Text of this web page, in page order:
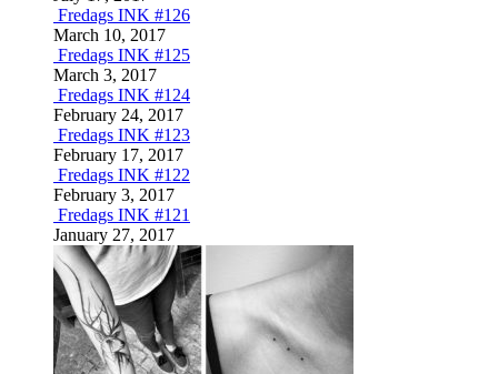
Fredags INK #126
March 10, 2017
Fredags INK #125
March 3, 2017
Fredags INK #124
February 24, 2017
Fredags INK #123
February 17, 2017
Fredags INK #122
February 3, 2017
Fredags INK #121
January 27, 2017